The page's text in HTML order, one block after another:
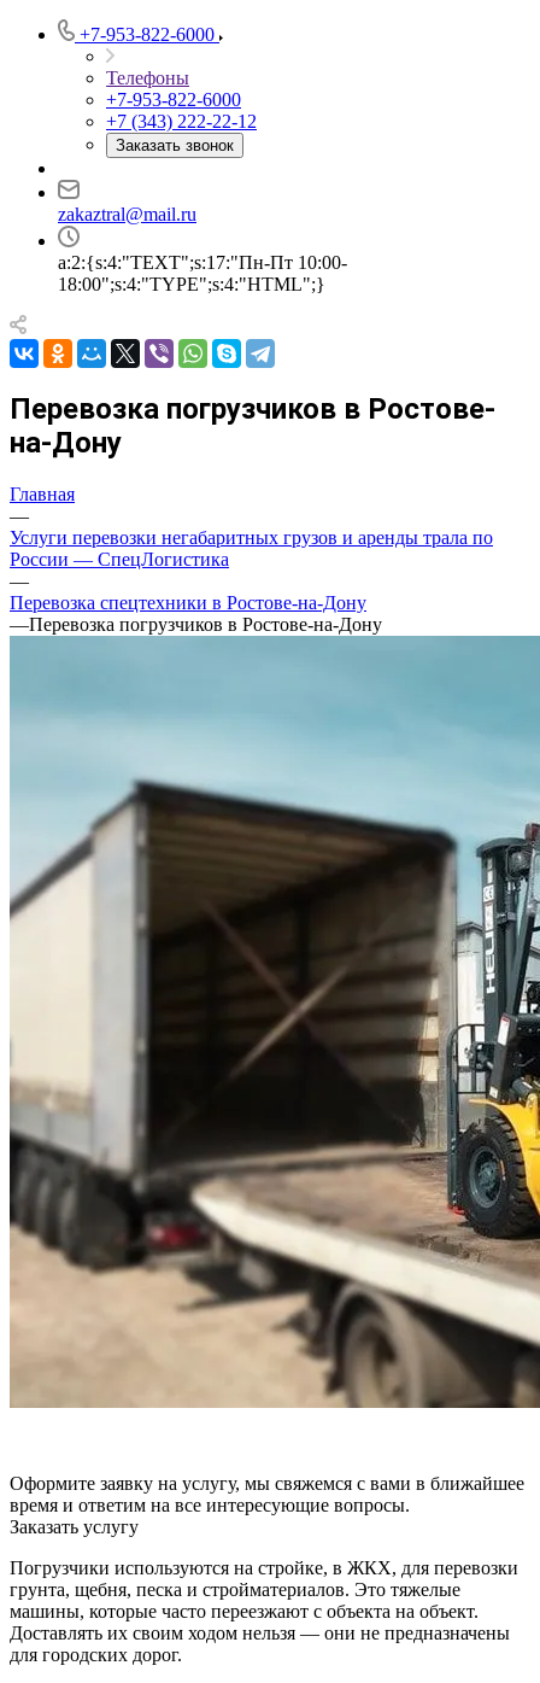
+7-953-822-6000
Телефоны
+7-953-822-6000
+7 (343) 222-22-12
Заказать звонок
zakaztral@mail.ru
a:2:{s:4:"TEXT";s:17:"Пн-Пт 10:00-
18:00";s:4:"TYPE";s:4:"HTML";}
Перевозка погрузчиков в Ростове-
на-Дону
Главная
—
Услуги перевозки негабаритных грузов и аренды трала по
России — СпецЛогистика
—
Перевозка спецтехники в Ростове-на-Дону
—Перевозка погрузчиков в Ростове-на-Дону
Оформите заявку на услугу, мы свяжемся с вами в ближайшее
время и ответим на все интересующие вопросы.
Заказать услугу
Погрузчики используются на стройке, в ЖКХ, для перевозки
грунта, щебня, песка и стройматериалов. Это тяжелые
машины, которые часто переезжают с объекта на объект.
Доставлять их своим ходом нельзя — они не предназначены
для городских дорог.